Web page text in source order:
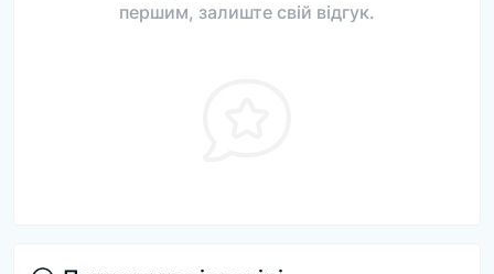
першим, залиште свій відгук.